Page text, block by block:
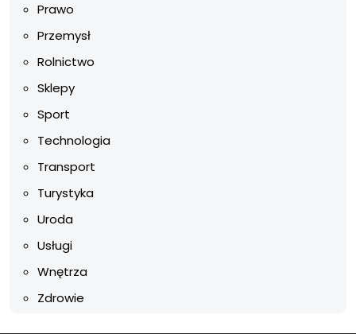
Prawo
Przemysł
Rolnictwo
Sklepy
Sport
Technologia
Transport
Turystyka
Uroda
Usługi
Wnętrza
Zdrowie